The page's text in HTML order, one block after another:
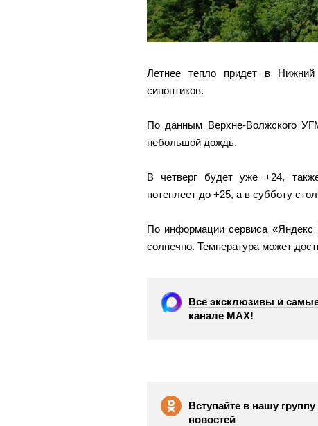
Летнее тепло придет в
синоптиков.
По данным Верхне-Волжского
небольшой дождь.
В четверг будет уже +24,
потеплеет до +25, а в субботу
По информации сервиса
солнечно. Температура может
Все эксклюзивы и
канале МАХ!
Вступайте в нашу
новостей